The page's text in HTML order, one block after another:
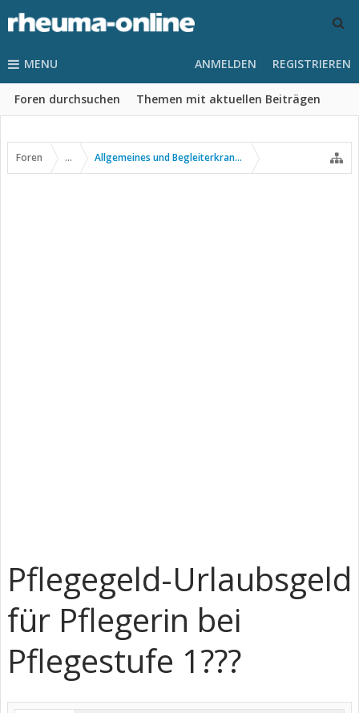
MENU
Foren durchsuchen Themen mit aktuellen Beiträgen
ANMELDEN REGISTRIEREN
Foren ... Allgemeines und Begleiterkrankungen
Pflegegeld-Urlaubsgeld
für Pflegerin bei
Pflegestufe 1???